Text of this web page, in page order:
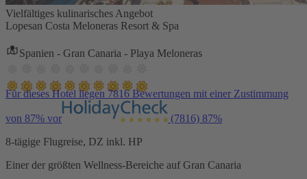
Vielfältiges kulinarisches Angebot
Lopesan Costa Meloneras Resort & Spa
Spanien - Gran Canaria - Playa Meloneras
Für dieses Hotel liegen 7816 Bewertungen mit einer Zustimmung
von 87% vor (7816) 87%
8-tägige Flugreise, DZ inkl. HP
Einer der größten Wellness-Bereiche auf Gran Canaria